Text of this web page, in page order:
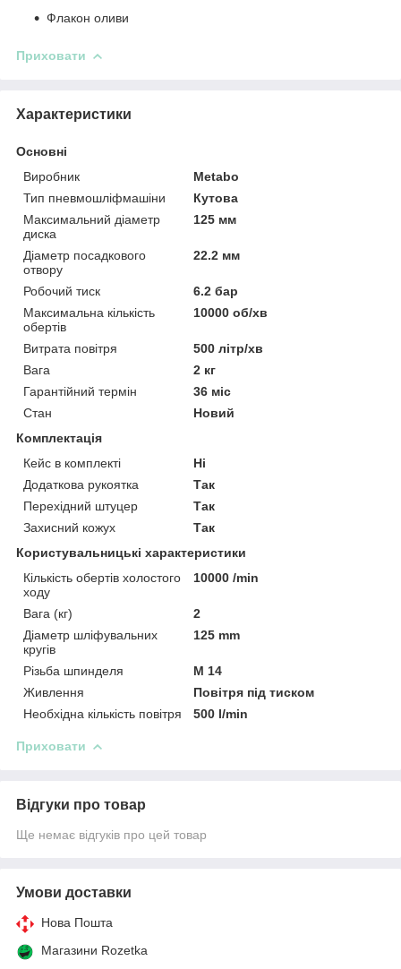
Флакон оливи
Приховати
Характеристики
Основні
Виробник
Metabo
Тип пневмошліфмашіни
Кутова
Максимальний діаметр
диска
125 мм
Діаметр посадкового
отвору
22.2 мм
Робочий тиск
6.2 бар
Максимальна кількість
обертів
10000 об/хв
Витрата повітря
500 літр/хв
Вага
2 кг
Гарантійний термін
36 міс
Стан
Новий
Комплектація
Кейс в комплекті
Ні
Додаткова рукоятка
Так
Перехідний штуцер
Так
Захисний кожух
Так
Користувальницькі характеристики
Кількість обертів холостого
ходу
10000 /min
Вага (кг)
2
Діаметр шліфувальних
кругів
125 mm
Різьба шпинделя
M 14
Живлення
Повітря під тиском
Необхідна кількість повітря
500 l/min
Приховати
Відгуки про товар
Ще немає відгуків про цей товар
Умови доставки
Нова Пошта
Магазини Rozetka